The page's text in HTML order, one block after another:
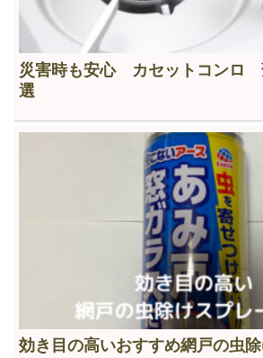
災害時も安心 カセットコンロ
選
効き目の高いおすすめ網戸の虫